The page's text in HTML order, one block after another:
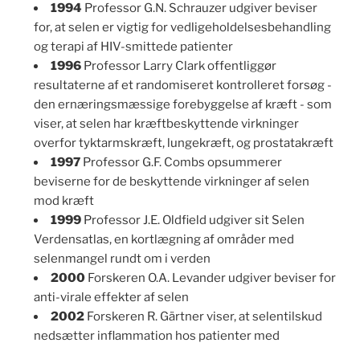
1994 Professor G.N. Schrauzer udgiver beviser
for, at selen er vigtig for vedligeholdelsesbehandling
og terapi af HIV-smittede patienter
1996 Professor Larry Clark offentliggør
resultaterne af et randomiseret kontrolleret forsøg -
den ernæringsmæssige forebyggelse af kræft - som
viser, at selen har kræftbeskyttende virkninger
overfor tyktarmskræft, lungekræft, og prostatakræft
1997 Professor G.F. Combs opsummerer
beviserne for de beskyttende virkninger af selen
mod kræft
1999 Professor J.E. Oldfield udgiver sit Selen
Verdensatlas, en kortlægning af områder med
selenmangel rundt om i verden
2000 Forskeren O.A. Levander udgiver beviser for
anti-virale effekter af selen
2002 Forskeren R. Gärtner viser, at selentilskud
nedsætter inflammation hos patienter med